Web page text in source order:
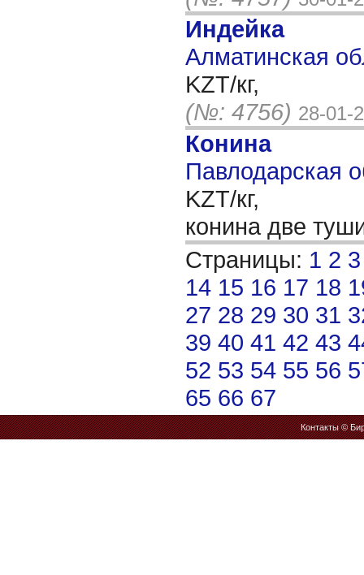
Индейка
Алматинская
KZT/кг,
(№: 4756) 28-01-
Конина
Павлодарская
KZT/кг,
конина две
Страницы: 1 2 3
14 15 16 17 18
27 28 29 30 31
39 40 41 42 43
52 53 54 55 56
65 66 67
Контакты©